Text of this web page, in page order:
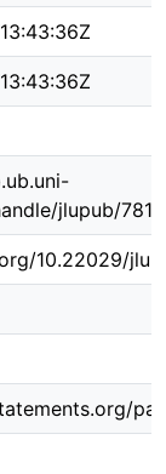
jlupub/7819
10.22029/